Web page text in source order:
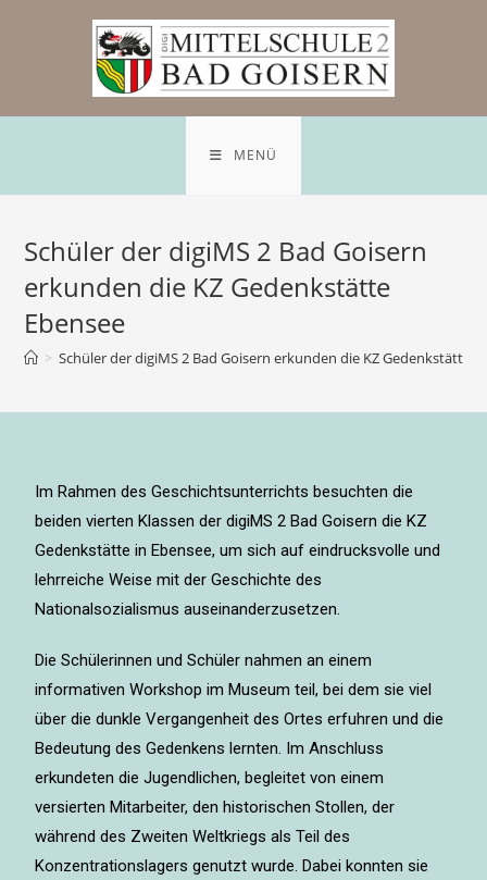
MENÜ
Schüler der digiMS 2 Bad Goisern
erkunden die KZ Gedenkstätte
Ebensee
> Schüler der digiMS 2 Bad Goisern erkunden die KZ Gedenkstätte
Im Rahmen des Geschichtsunterrichts besuchten die
beiden vierten Klassen der digiMS 2 Bad Goisern die KZ
Gedenkstätte in Ebensee, um sich auf eindrucksvolle und
lehrreiche Weise mit der Geschichte des
Nationalsozialismus auseinanderzusetzen.
Die Schülerinnen und Schüler nahmen an einem
informativen Workshop im Museum teil, bei dem sie viel
über die dunkle Vergangenheit des Ortes erfuhren und die
Bedeutung des Gedenkens lernten. Im Anschluss
erkundeten die Jugendlichen, begleitet von einem
versierten Mitarbeiter, den historischen Stollen, der
während des Zweiten Weltkriegs als Teil des
Konzentrationslagers genutzt wurde. Dabei konnten sie